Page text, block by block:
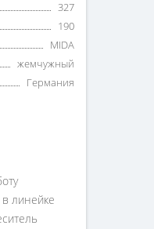
327
190
MIDA
жемчужный
Германия
линейке